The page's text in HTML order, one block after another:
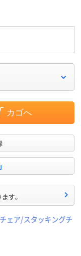
カゴへ
す。
ェア/スタッキングチ